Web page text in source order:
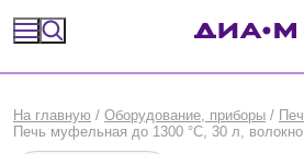
Оборудование, приборы
На главную / Оборудование, приборы /